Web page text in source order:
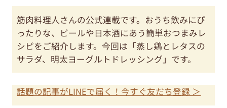
筋肉料理人さんの公式連載です。おうち飲みにぴ
ったりな、ビールや日本酒にあう簡単おつまみレ
シピをご紹介します。今回は「蒸し鶏とレタスの
サラダ、明太ヨーグルトドレッシング」です。
話題の記事がLINEで届く！今すぐ友だち登録 ＞